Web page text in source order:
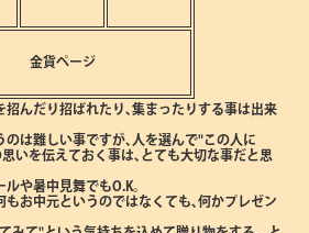
金貨ページ
招んだり招ばれたり､集まったりする事は出来
のは難しい事ですが､人を選んで"この人に
いを伝えておく事は､とても大切な事だと思
や暑中見舞でもO.K。
もお中元というのではなくても､何かプレゼン